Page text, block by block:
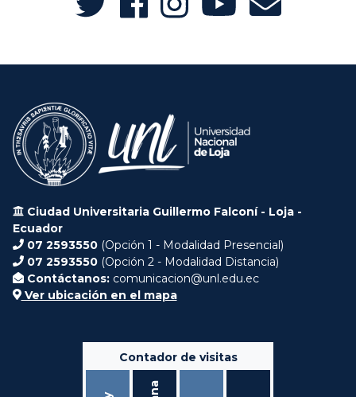
Ciudad Universitaria Guillermo Falconí - Loja -
Ecuador
07 2593550 (Opción 1 - Modalidad Presencial)
07 2593550 (Opción 2 - Modalidad Distancia)
Contáctanos: comunicacion@unl.edu.ec
Ver ubicación en el mapa
Contador de visitas